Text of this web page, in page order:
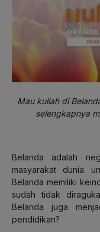
Mau kuliah di
selengkapnya
Belanda adalah
masyarakat dunia
Belanda memiliki
sudah tidak
Belanda juga
pendidikan?